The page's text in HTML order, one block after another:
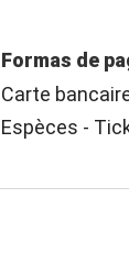
Formas de
Carte
Espèces -